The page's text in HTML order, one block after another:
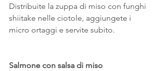
Distribuite la zuppa di miso con funghi
shiitake nelle ciotole, aggiungete i
micro ortaggi e servite subito.
Salmone con salsa di miso